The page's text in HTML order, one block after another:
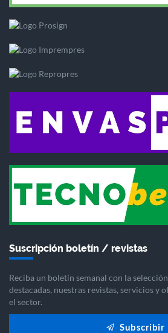
Suscripción boletín / revistas
Reciba un boletín semanal con la
destacadas, nuestras revistas, servicios y
el sector.
Subscribir